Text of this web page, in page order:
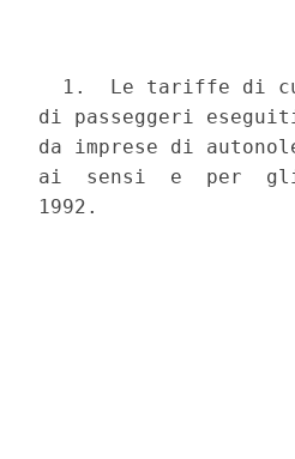
1.  Le tariffe di
di passeggeri
da imprese di
ai  sensi  e  per